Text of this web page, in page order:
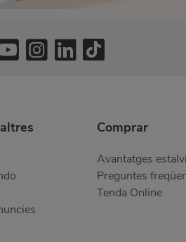
Comprar
Avantatges estalvi
Preguntes
Tenda Online